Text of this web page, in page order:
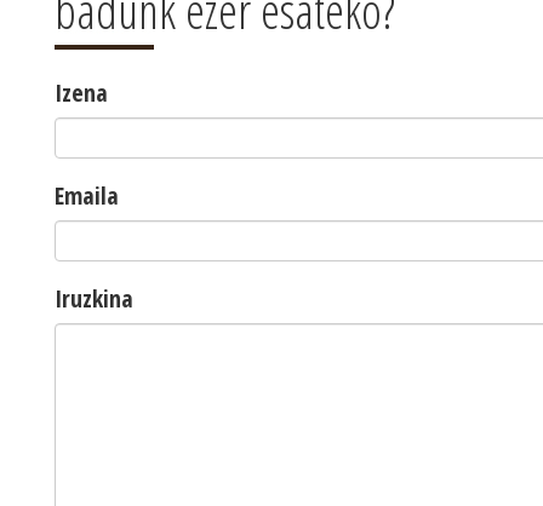
Izena
Emaila
Iruzkina